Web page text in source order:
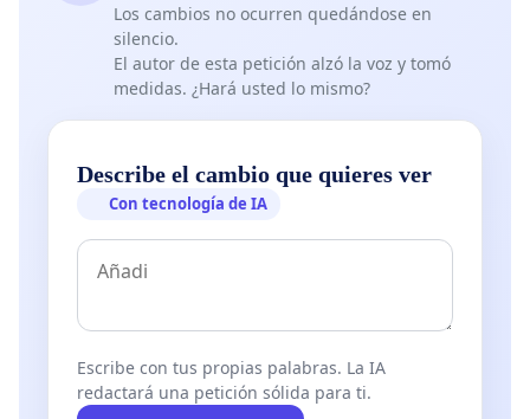
Los cambios no ocurren quedándose en
silencio.
El autor de esta petición alzó la voz y tomó
medidas. ¿Hará usted lo mismo?
Describe el cambio que quieres ver
Con tecnología de IA
Escribe con tus propias palabras. La IA
redactará una petición sólida para ti.